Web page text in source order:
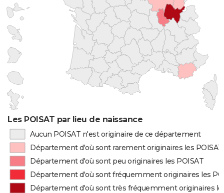
Les POISAT par lieu de naissance
Aucun POISAT n'est originaire de ce département
Département d'où sont rarement originaires les POISAT
Département d'où sont peu originaires les POISAT
Département d'où sont fréquemment originaires les
Département d'où sont très fréquemment originaires